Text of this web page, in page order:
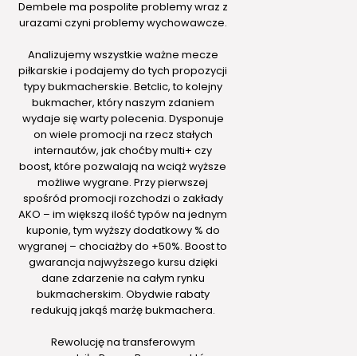
Dembele ma pospolite problemy wraz z
urazami czyni problemy wychowawcze.
Analizujemy wszystkie ważne mecze
piłkarskie i podajemy do tych propozycji
typy bukmacherskie. Betclic, to kolejny
bukmacher, który naszym zdaniem
wydaje się warty polecenia. Dysponuje
on wiele promocji na rzecz stałych
internautów, jak choćby multi+ czy
boost, które pozwalają na wciąż wyższe
możliwe wygrane. Przy pierwszej
spośród promocji rozchodzi o zakłady
AKO – im większą ilość typów na jednym
kuponie, tym wyższy dodatkowy % do
wygranej – chociażby do +50%. Boost to
gwarancja najwyższego kursu dzięki
dane zdarzenie na całym rynku
bukmacherskim. Obydwie rabaty
redukują jakąś marżę bukmachera.
Rewolucję na transferowym